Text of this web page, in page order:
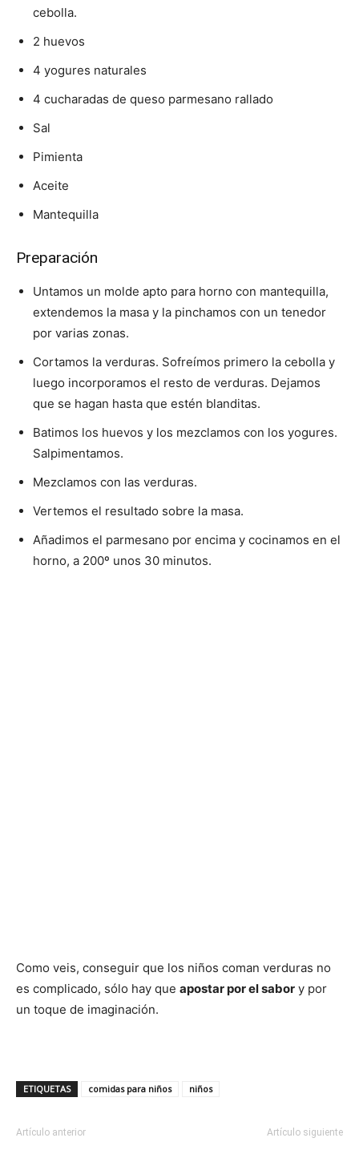
cebolla.
2 huevos
4 yogures naturales
4 cucharadas de queso parmesano rallado
Sal
Pimienta
Aceite
Mantequilla
Preparación
Untamos un molde apto para horno con mantequilla,
extendemos la masa y la pinchamos con un tenedor
por varias zonas.
Cortamos la verduras. Sofreímos primero la cebolla y
luego incorporamos el resto de verduras. Dejamos
que se hagan hasta que estén blanditas.
Batimos los huevos y los mezclamos con los yogures.
Salpimentamos.
Mezclamos con las verduras.
Vertemos el resultado sobre la masa.
Añadimos el parmesano por encima y cocinamos en el
horno, a 200º unos 30 minutos.
Como veis, conseguir que los niños coman verduras no
es complicado, sólo hay que apostar por el sabor y por
un toque de imaginación.
ETIQUETAS comidas para niños niños
Artículo anterior Artículo siguiente